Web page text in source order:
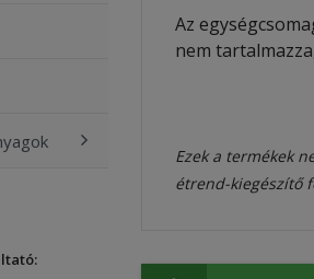
Az
nem
Ezek a termékek
étrend-kiegészítő